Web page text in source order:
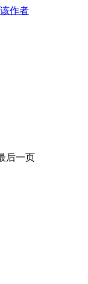
作者
后一页